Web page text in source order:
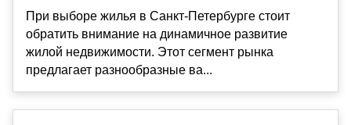
При выборе жилья в Санкт-Петербурге стоит
обратить внимание на динамичное развитие
жилой недвижимости. Этот сегмент рынка
предлагает разнообразные ва...